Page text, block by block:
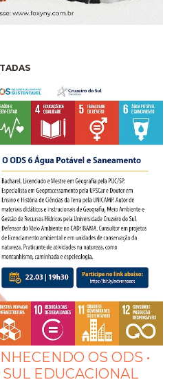
OS ODS •
EDUCACIONAL